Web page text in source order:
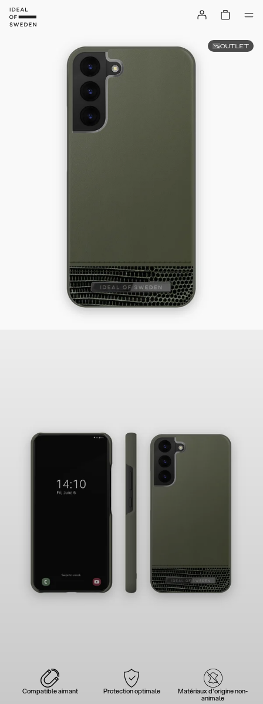
Compatible aimant Protection optimale Matériaux d'origine non-
animale
OUTLET